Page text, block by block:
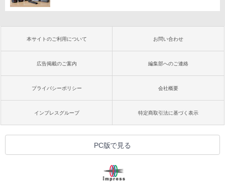
本サイトのご利用について お問い合わせ
広告掲載のご案内 編集部へのご連絡
プライバシーポリシー 会社概要
インプレスグループ 特定商取引法に基づく表示
PC版で見る